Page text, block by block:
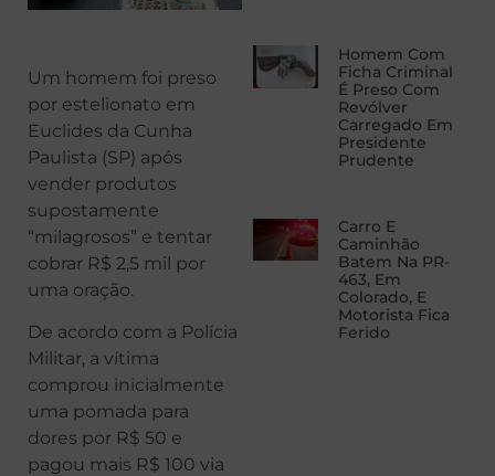
Um homem foi preso
por estelionato em
Euclides da Cunha
Paulista (SP) após
vender produtos
supostamente
“milagrosos” e tentar
cobrar R$ 2,5 mil por
uma oração.
De acordo com a Polícia
Militar, a vítima
comprou inicialmente
uma pomada para
dores por R$ 50 e
pagou mais R$ 100 via
Homem Com
Ficha Criminal
É Preso Com
Revólver
Carregado Em
Presidente
Prudente
Carro E
Caminhão
Batem Na PR-
463, Em
Colorado, E
Motorista Fica
Ferido